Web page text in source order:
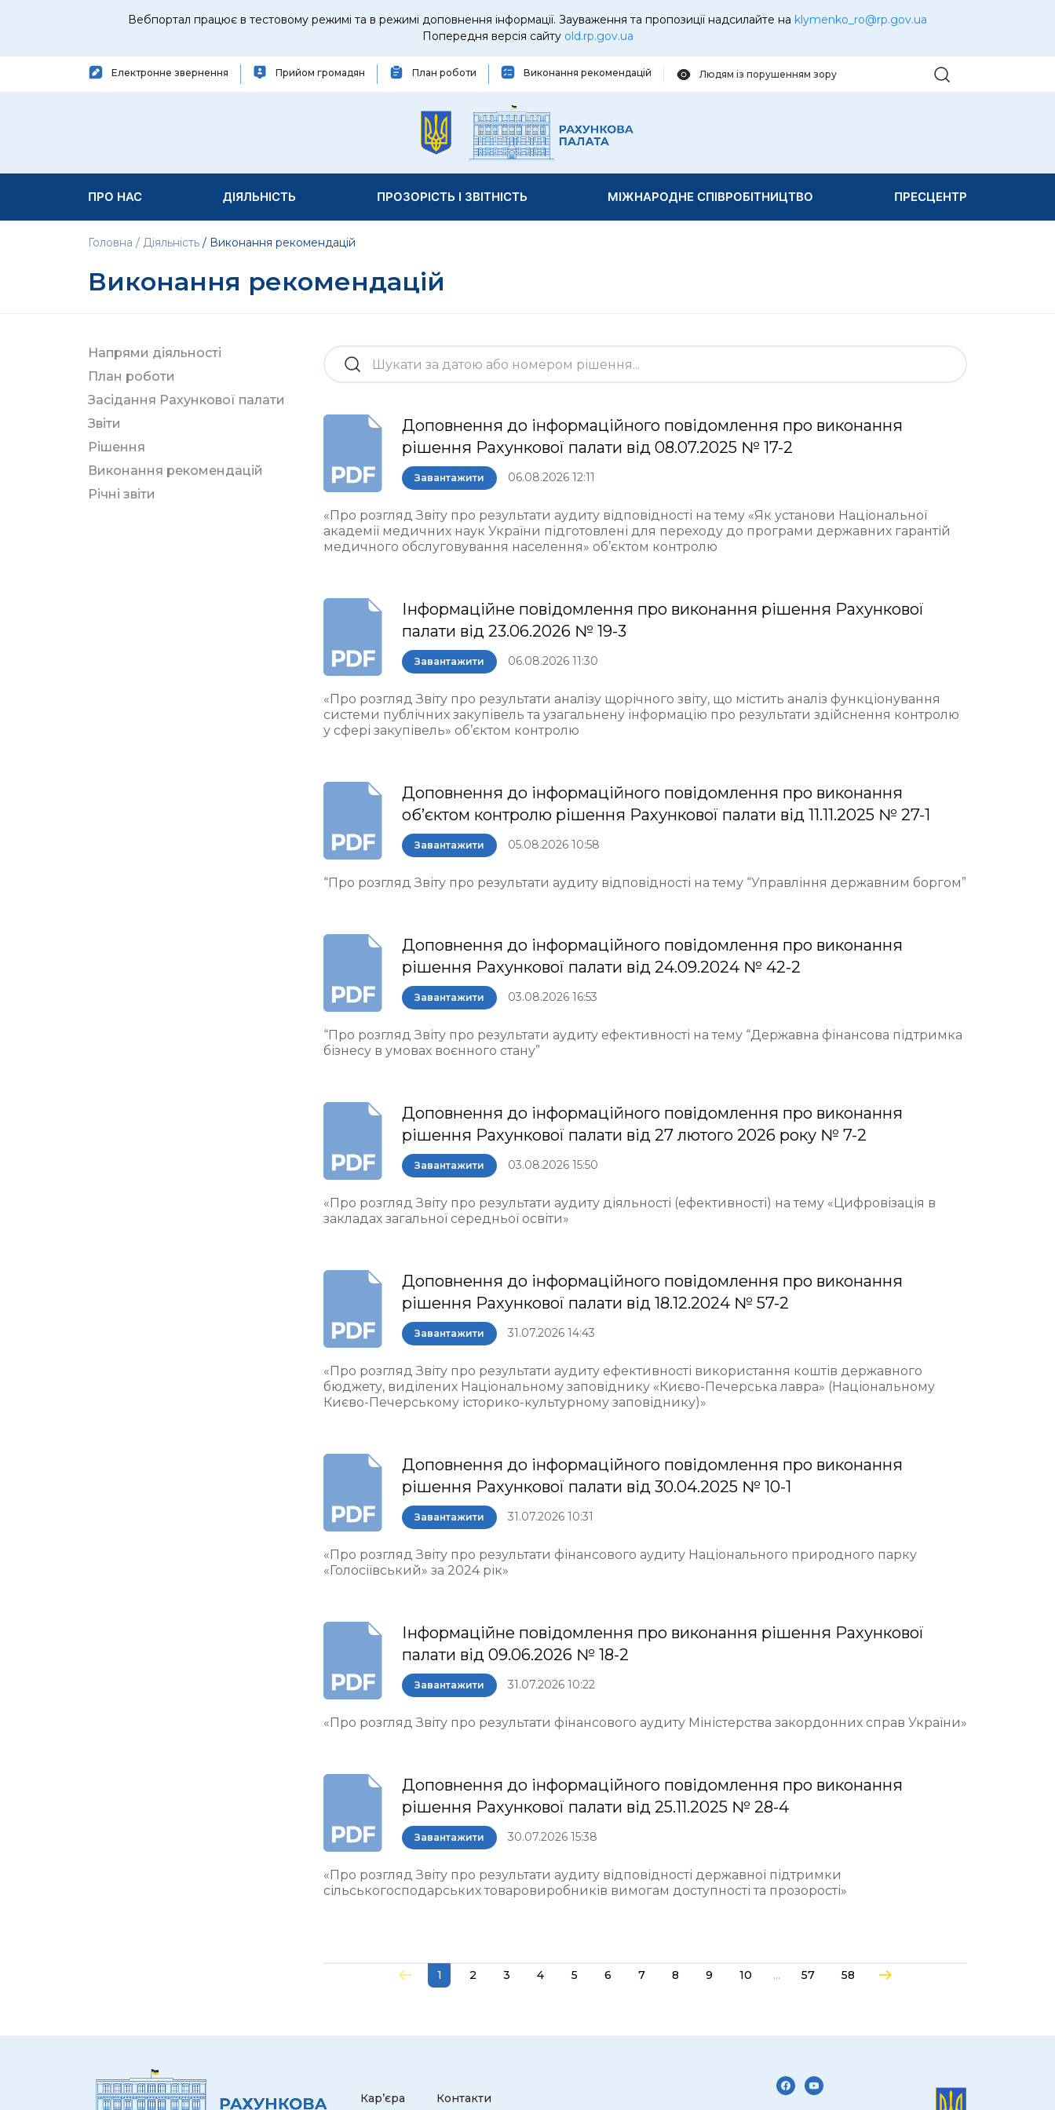
Вебпортал працює в тестовому режимі та в режимі доповнення інформації. Зауваження та пропозиції надсилайте на klymenko_ro@rp.gov.ua
Попередня версія сайту old.rp.gov.ua
Електронне звернення Прийом громадян План роботи Виконання рекомендацій Людям із порушенням зору
ПРО НАС ДІЯЛЬНІСТЬ ПРОЗОРІСТЬ І ЗВІТНІСТЬ МІЖНАРОДНЕ СПІВРОБІТНИЦТВО ПРЕСЦЕНТР
Головна Діяльність Виконання рекомендацій
Виконання рекомендацій
Напрями діяльності
План роботи
Засідання Рахункової палати
Звіти
Рішення
Виконання рекомендацій
Річні звіти
Доповнення до інформаційного повідомлення про виконання
рішення Рахункової палати від 08.07.2025 № 17-2
Завантажити 06.08.2026 12:11
«Про розгляд Звіту про результати аудиту відповідності на тему «Як установи Національної
академії медичних наук України підготовлені для переходу до програми державних гарантій
медичного обслуговування населення» об’єктом контролю
Інформаційне повідомлення про виконання рішення Рахункової
палати від 23.06.2026 № 19-3
Завантажити 06.08.2026 11:30
«Про розгляд Звіту про результати аналізу щорічного звіту, що містить аналіз функціонування
системи публічних закупівель та узагальнену інформацію про результати здійснення контролю
у сфері закупівель» об’єктом контролю
Доповнення до інформаційного повідомлення про виконання
об’єктом контролю рішення Рахункової палати від 11.11.2025 № 27-1
Завантажити 05.08.2026 10:58
“Про розгляд Звіту про результати аудиту відповідності на тему “Управління державним боргом”
Доповнення до інформаційного повідомлення про виконання
рішення Рахункової палати від 24.09.2024 № 42-2
Завантажити 03.08.2026 16:53
“Про розгляд Звіту про результати аудиту ефективності на тему “Державна фінансова підтримка
бізнесу в умовах воєнного стану”
Доповнення до інформаційного повідомлення про виконання
рішення Рахункової палати від 27 лютого 2026 року № 7-2
Завантажити 03.08.2026 15:50
«Про розгляд Звіту про результати аудиту діяльності (ефективності) на тему «Цифровізація в
закладах загальної середньої освіти»
Доповнення до інформаційного повідомлення про виконання
рішення Рахункової палати від 18.12.2024 № 57-2
Завантажити 31.07.2026 14:43
«Про розгляд Звіту про результати аудиту ефективності використання коштів державного
бюджету, виділених Національному заповіднику «Києво-Печерська лавра» (Національному
Києво-Печерському історико-культурному заповіднику)»
Доповнення до інформаційного повідомлення про виконання
рішення Рахункової палати від 30.04.2025 № 10-1
Завантажити 31.07.2026 10:31
«Про розгляд Звіту про результати фінансового аудиту Національного природного парку
«Голосіївський» за 2024 рік»
Інформаційне повідомлення про виконання рішення Рахункової
палати від 09.06.2026 № 18-2
Завантажити 31.07.2026 10:22
«Про розгляд Звіту про результати фінансового аудиту Міністерства закордонних справ України»
Доповнення до інформаційного повідомлення про виконання
рішення Рахункової палати від 25.11.2025 № 28-4
Завантажити 30.07.2026 15:38
«Про розгляд Звіту про результати аудиту відповідності державної підтримки
сільськогосподарських товаровиробників вимогам доступності та прозорості»
1 2 3 4 5 6 7 8 9 10 ... 57 58
Кар’єра Контакти